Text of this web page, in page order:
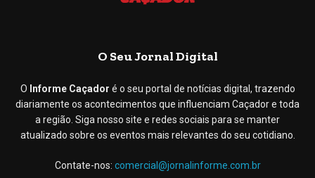
O Seu Jornal Digital
O Informe Caçador é o seu portal de notícias digital, trazendo
diariamente os acontecimentos que influenciam Caçador e toda
a região. Siga nosso site e redes sociais para se manter
atualizado sobre os eventos mais relevantes do seu cotidiano.
Contate-nos: comercial@jornalinforme.com.br